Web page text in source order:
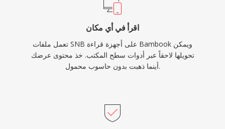
اقرأ في أي مكان
تعمل ملفات SNB على أجهزة قراءة Bambook ويمكن
تحويلها لاحقاً عبر أدوات سطح المكتب. خذ محتوى عرضك
أينما ذهبت بدون حاسوب محمول.